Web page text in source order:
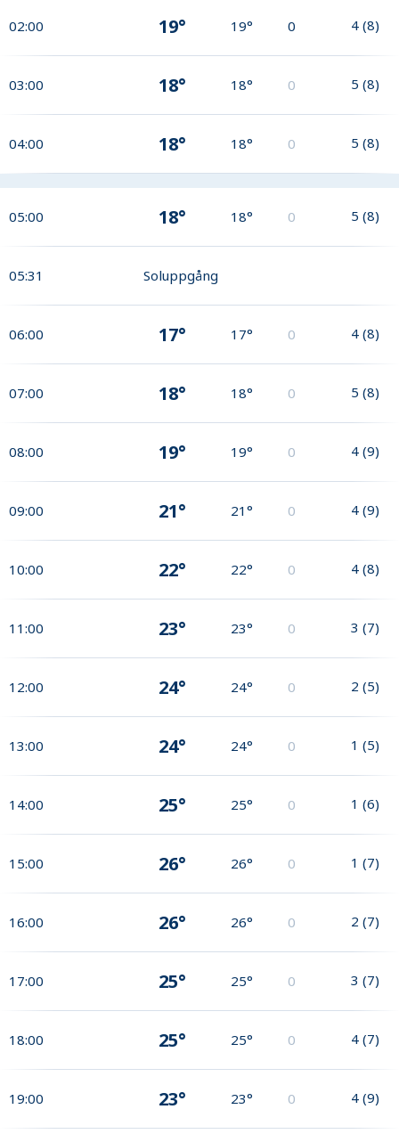
02:00 19° 19° 0 4 (8)
03:00 18° 18° 0 5 (8)
04:00 18° 18° 0 5 (8)
05:00 18° 18° 0 5 (8)
05:31 Soluppgång
06:00 17° 17° 0 4 (8)
07:00 18° 18° 0 5 (8)
08:00 19° 19° 0 4 (9)
09:00 21° 21° 0 4 (9)
10:00 22° 22° 0 4 (8)
11:00 23° 23° 0 3 (7)
12:00 24° 24° 0 2 (5)
13:00 24° 24° 0 1 (5)
14:00 25° 25° 0 1 (6)
15:00 26° 26° 0 1 (7)
16:00 26° 26° 0 2 (7)
17:00 25° 25° 0 3 (7)
18:00 25° 25° 0 4 (7)
19:00 23° 23° 0 4 (9)